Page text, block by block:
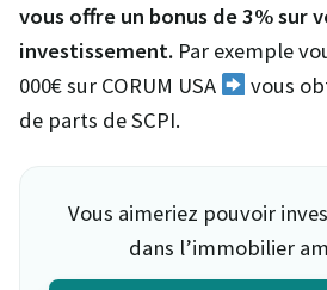
vous offre un bonus de 3% sur
investissement. Par exemple
000€ sur CORUM USA
vous
de parts de SCPI.
Vous aimeriez pouvoir
dans l’immobilier